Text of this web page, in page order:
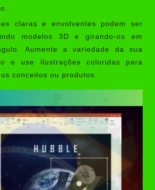
claras e envolventes podem ser
modelos 3D e girando-os em
Aumente a variedade da sua
e use ilustrações coloridas para
conceitos ou produtos.